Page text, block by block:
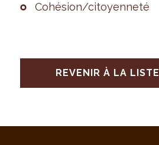
Cohé­sion/citoyen­neté
REVENIR À LA LISTE